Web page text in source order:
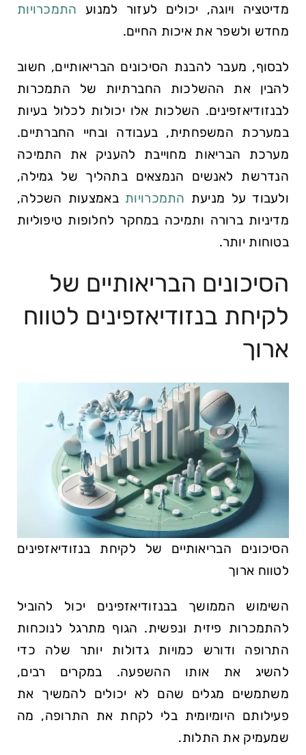
מדיטציה ויוגה, יכולים לעזור למנוע התמכרויות
מחדש ולשפר את איכות החיים.
לבסוף, מעבר להבנת הסיכונים הבריאותיים, חשוב
להבין את ההשלכות החברתיות של התמכרות
לבנזודיאזפינים. השלכות אלו יכולות לכלול בעיות
במערכת המשפחתית, בעבודה ובחיי החברתיים.
מערכת הבריאות מחוייבת להעניק את התמיכה
הנדרשת לאנשים הנמצאים בתהליך של גמילה,
ולעבוד על מניעת התמכרויות באמצעות השכלה,
מדיניות ברורה ותמיכה במחקר לחלופות טיפוליות
בטוחות יותר.
הסיכונים הבריאותיים של
לקיחת בנזודיאזפינים לטווח
ארוך
הסיכונים הבריאותיים של לקיחת בנזודיאזפינים
לטווח ארוך
השימוש הממושך בבנזודיאזפינים יכול להוביל
להתמכרות פיזית ונפשית. הגוף מתרגל לנוכחות
התרופה ודורש כמויות גדולות יותר שלה כדי
להשיג את אותו ההשפעה. במקרים רבים,
משתמשים מגלים שהם לא יכולים להמשיך את
פעילותם היומיומית בלי לקחת את התרופה, מה
שמעמיק את התלות.